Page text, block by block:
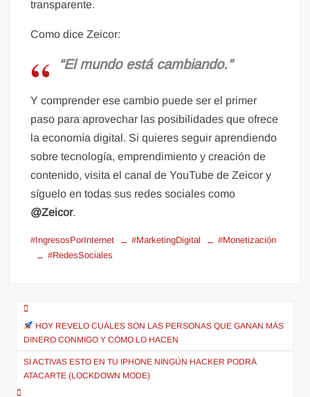
transparente.
Como dice Zeicor:
“El mundo está cambiando.”
Y comprender ese cambio puede ser el primer
paso para aprovechar las posibilidades que ofrece
la economía digital. Si quieres seguir aprendiendo
sobre tecnología, emprendimiento y creación de
contenido, visita el canal de YouTube de Zeicor y
síguelo en todas sus redes sociales como
@Zeicor.
#IngresosPorInternet #MarketingDigital
#Monetización
#RedesSociales
Navegación
de
entradas
HOY REVELO CUÁLES SON LAS PERSONAS QUE GANAN MÁS
DINERO CONMIGO Y CÓMO LO HACEN
SI ACTIVAS ESTO EN TU IPHONE NINGÚN HACKER PODRÁ
ATACARTE (LOCKDOWN MODE)